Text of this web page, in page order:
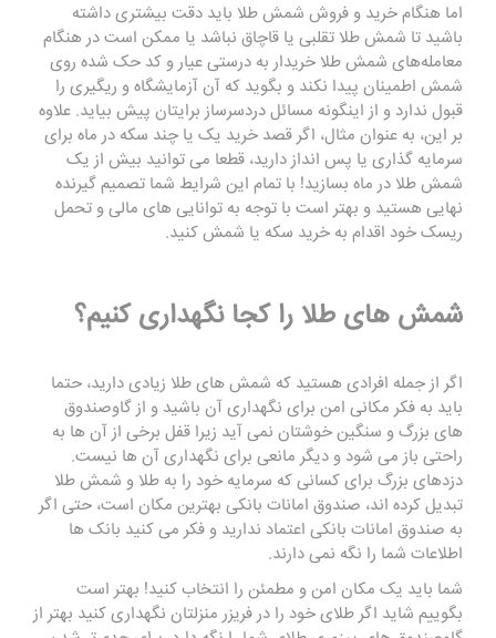
اما هنگام خرید و فروش شمش طلا باید دقت بیشتری داشته
باشید تا شمش طلا تقلبی یا قاچاق نباشد یا ممکن است در هنگام
معامله‌های شمش طلا خریدار به درستی عیار و کد حک شده روی
شمش اطمینان پیدا نکند و بگوید که آن آزمایشگاه و ریگیری را
قبول ندارد و از اینگونه مسائل دردسرساز برایتان پیش بیاید. علاوه
بر این، به عنوان مثال، اگر قصد خرید یک یا چند سکه در ماه برای
سرمایه گذاری یا پس انداز دارید، قطعا می توانید بیش از یک
شمش طلا در ماه بسازید! با تمام این شرایط شما تصمیم گیرنده
نهایی هستید و بهتر است با توجه به توانایی های مالی و تحمل
ریسک خود اقدام به خرید سکه یا شمش کنید.
شمش های طلا را کجا نگهداری کنیم؟
اگر از جمله افرادی هستید که شمش های طلا زیادی دارید، حتما
باید به فکر مکانی امن برای نگهداری آن باشید و از گاوصندوق
های بزرگ و سنگین خوشتان نمی آید زیرا قفل برخی از آن ها به
راحتی باز می شود و دیگر مانعی برای نگهداری آن ها نیست.
دزدهای بزرگ برای کسانی که سرمایه خود را به طلا و شمش طلا
تبدیل کرده اند، صندوق امانات بانکی بهترین مکان است، حتی اگر
به صندوق امانات بانکی اعتماد ندارید و فکر می کنید بانک ها
اطلاعات شما را نگه نمی دارند.
شما باید یک مکان امن و مطمئن را انتخاب کنید! بهتر است
بگوییم شاید اگر طلای خود را در فریزر منزلتان نگهداری کنید بهتر از